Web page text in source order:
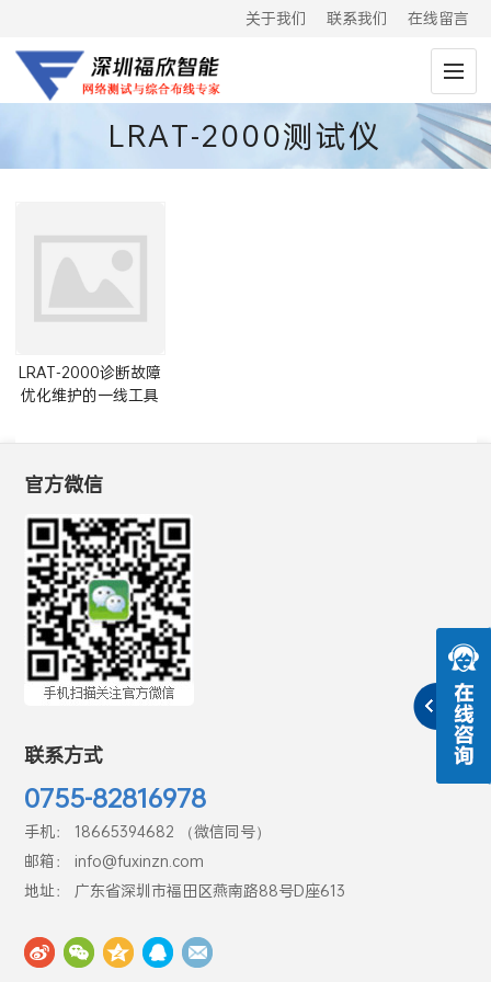
关于我们 联系我们 在线留言
LRAT-2000测试仪
LRAT-2000诊断故障
优化维护的一线工具
官方微信
联系方式
0755-82816978
手机： 18665394682 （微信同号）
邮箱： info@fuxinzn.com
地址： 广东省深圳市福田区燕南路88号D座613